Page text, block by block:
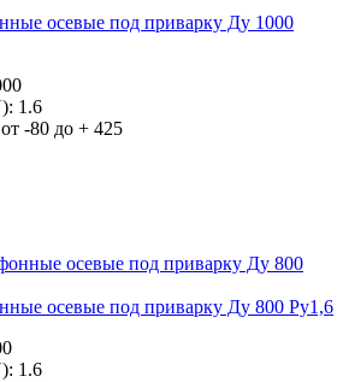
осевые под приварку Ду 1000
1.6
-80 до + 425
осевые под приварку Ду 800 Ру1,6
1.6